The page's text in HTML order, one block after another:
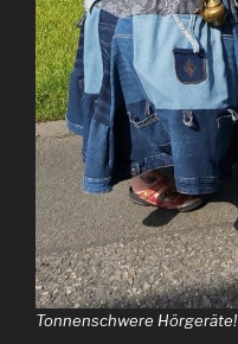
Tonnenschwere Hörgeräte!